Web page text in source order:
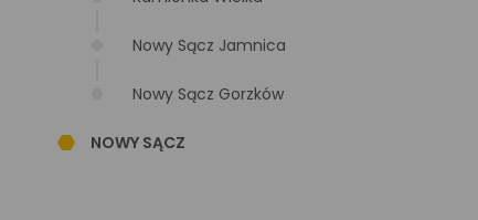
Nowy Sącz Jamnica
Nowy Sącz Gorzków
NOWY SĄCZ